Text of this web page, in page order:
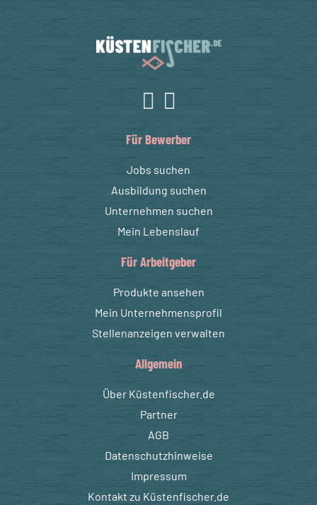
Für Bewerber
Jobs suchen
Ausbildung suchen
Unternehmen suchen
Mein Lebenslauf
Für Arbeitgeber
Produkte ansehen
Mein Unternehmensprofil
Stellenanzeigen verwalten
Allgemein
Über Küstenfischer.de
Partner
AGB
Datenschutzhinweise
Impressum
Kontakt zu Küstenfischer.de